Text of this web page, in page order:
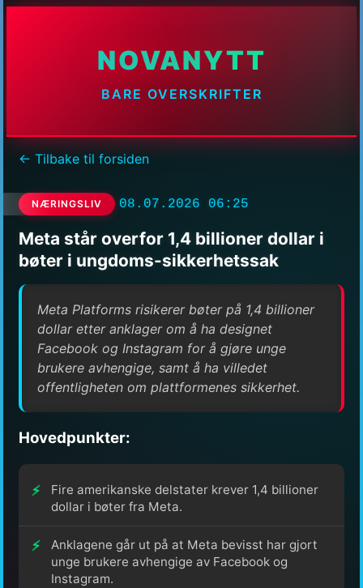
NOVANYTT
BARE OVERSKRIFTER
← Tilbake til forsiden
NÆRINGSLIV 08.07.2026 06:25
Meta står overfor 1,4 billioner dollar i
bøter i ungdoms-sikkerhetssak
Meta Platforms risikerer bøter på 1,4 billioner
dollar etter anklager om å ha designet
Facebook og Instagram for å gjøre unge
brukere avhengige, samt å ha villedet
offentligheten om plattformenes sikkerhet.
Hovedpunkter:
Fire amerikanske delstater krever 1,4 billioner
dollar i bøter fra Meta.
Anklagene går ut på at Meta bevisst har gjort
unge brukere avhengige av Facebook og
Instagram.